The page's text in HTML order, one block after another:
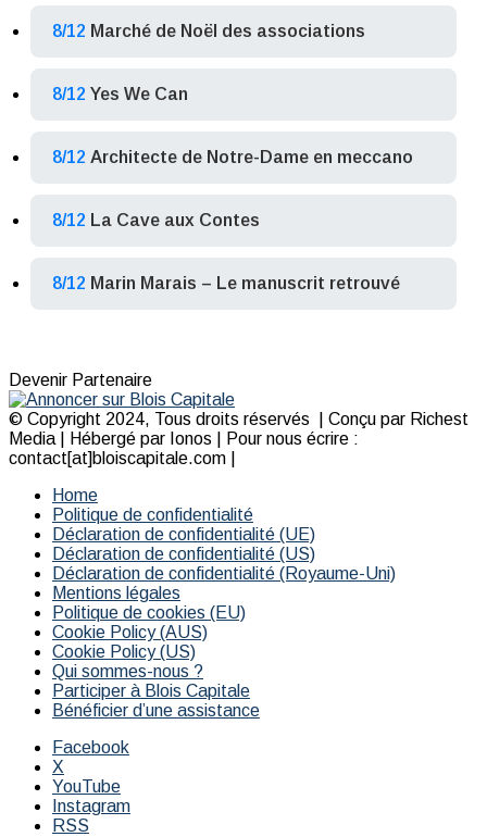
8/12 Marché de Noël des associations
8/12 Yes We Can
8/12 Architecte de Notre-Dame en meccano
8/12 La Cave aux Contes
8/12 Marin Marais – Le manuscrit retrouvé
Devenir Partenaire
© Copyright 2024, Tous droits réservés | Conçu par Richest
Media | Hébergé par Ionos | Pour nous écrire :
contact[at]bloiscapitale.com |
Home
Politique de confidentialité
Déclaration de confidentialité (UE)
Déclaration de confidentialité (US)
Déclaration de confidentialité (Royaume-Uni)
Mentions légales
Politique de cookies (EU)
Cookie Policy (AUS)
Cookie Policy (US)
Qui sommes-nous ?
Participer à Blois Capitale
Bénéficier d’une assistance
Facebook
X
YouTube
Instagram
RSS